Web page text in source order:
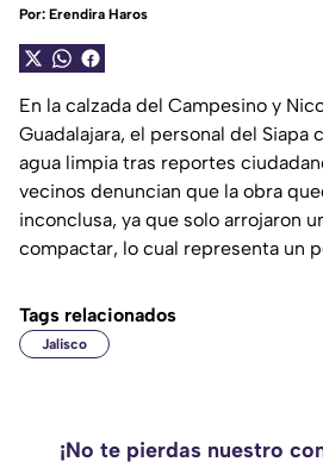
Por: Erendira Haros
En la calzada del Campesino y
Guadalajara, el personal del Siapa
agua limpia tras reportes
vecinos denuncian que la obra
inconclusa, ya que solo arrojaron
compactar, lo cual representa un
Tags relacionados
Jalisco
¡No te pierdas nuestro